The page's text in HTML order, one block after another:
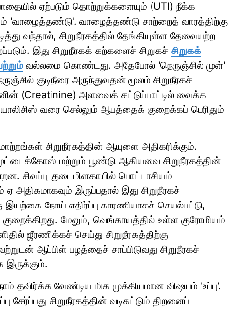
ஏற்படும் தொற்றுக்களையும் (UTI) நீக்க
'வாழைத்தண்டு'. வாழைத்தண்டு சாற்றைத் வாரத்திற்கு
வந்தால், சிறுநீரகத்தில் தேங்கியுள்ள தேவையற்ற
இது சிறுநீரகக் கற்களைச் சிறுகச் சிறுகக்
வல்லமை கொண்டது. அதேபோல் 'நெருஞ்சில் முள்'
குடிநீரை அருந்துவதன் மூலம் சிறுநீரகச்
(Creatinine) அளவைக் கட்டுப்பாட்டில் வைக்க
வரை செல்லும் ஆபத்தைக் குறைக்கப் பெரிதும்
சிறுநீரகத்தின் ஆயுளை அதிகரிக்கும்.
முட்டைக்கோஸ் மற்றும் பூண்டு ஆகியவை சிறுநீரகத்தின்
சிவப்பு குடைமிளகாயில் பொட்டாசியம்
அதிகமாகவும் இருப்பதால் இது சிறுநீரகச்
இயற்கை நோய் எதிர்ப்பு காரணியாகச் செயல்பட்டு,
மேலும், வெங்காயத்தில் உள்ள குரோமியம்
ஜீரணிக்கச் செய்து சிறுநீரகத்திற்கு
ஆப்பிள் பழத்தைச் சாப்பிடுவது சிறுநீரகச்
இருக்கும்.
நாம் தவிர்க்க வேண்டிய மிக முக்கியமான விஷயம் 'உப்பு'.
சேர்ப்பது சிறுநீரகத்தின் வடிகட்டும் திறனைப்